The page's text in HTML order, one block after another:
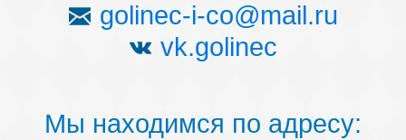
golinec-i-co@mail.ru
vk.golinec
Мы находимся по адресу: